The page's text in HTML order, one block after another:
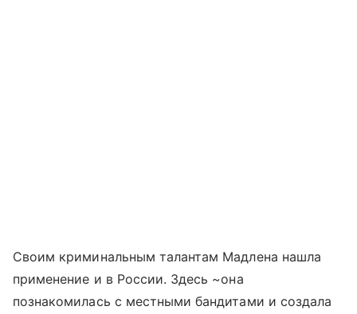
Своим криминальным талантам Мадлена нашла
применение и в России. Здесь ~она
познакомилась с местными бандитами и создала